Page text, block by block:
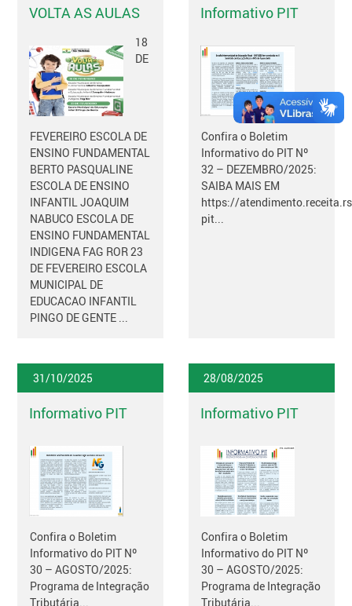
VOLTA AS AULAS
18
DE
FEVEREIRO ESCOLA DE
ENSINO FUNDAMENTAL
BERTO PASQUALINE
ESCOLA DE ENSINO
INFANTIL JOAQUIM
NABUCO ESCOLA DE
ENSINO FUNDAMENTAL
INDIGENA FAG ROR 23
DE FEVEREIRO ESCOLA
MUNICIPAL DE
EDUCACAO INFANTIL
PINGO DE GENTE ...
Informativo PIT
Confira o Boletim
Informativo do PIT Nº
32 – DEZEMBRO/2025:
SAIBA MAIS EM
https://
pit...
31/10/2025
Informativo PIT
Confira o Boletim
Informativo do PIT Nº
30 – AGOSTO/2025:
Programa de Integração
Tributária...
28/08/2025
Informativo PIT
Confira o Boletim
Informativo do PIT Nº
30 – AGOSTO/2025:
Programa de Integração
Tributária...